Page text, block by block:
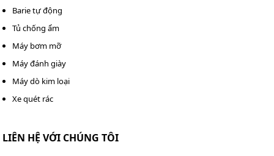
Barie tự động
Tủ chống ẩm
Máy bơm mỡ
Máy đánh giày
Máy dò kim loại
Xe quét rác
LIÊN HỆ VỚI CHÚNG TÔI